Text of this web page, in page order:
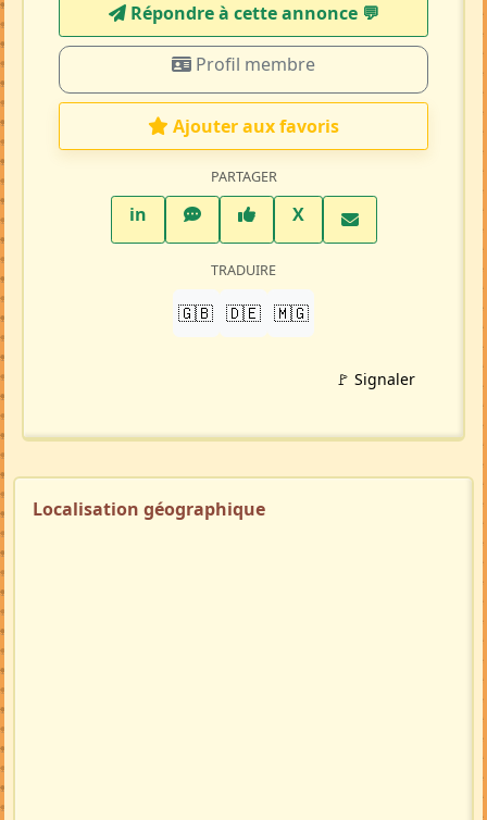
Répondre à cette annonce 💬​
Profil membre
Ajouter aux favoris
PARTAGER
inLinkedInWhatsAppFacebook
XTwitter X
TRADUIRE
🇬🇧 🇩🇪 🇲🇬
🚩 Signaler
Localisation géographique